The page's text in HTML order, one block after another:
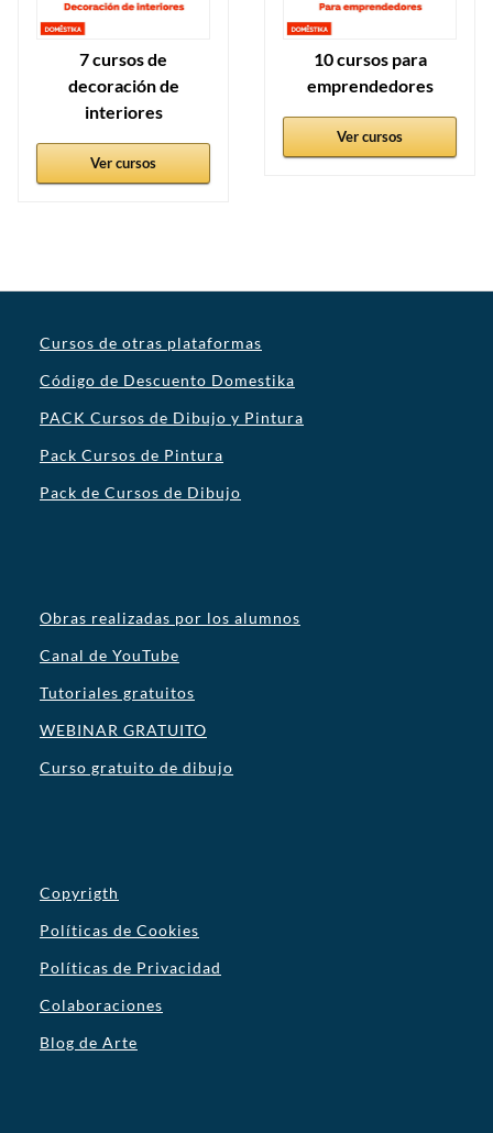
7 cursos de
decoración de
interiores
Ver cursos
10 cursos para
emprendedores
Ver cursos
Cursos de otras plataformas
Código de Descuento Domestika
PACK Cursos de Dibujo y Pintura
Pack Cursos de Pintura
Pack de Cursos de Dibujo
Obras realizadas por los alumnos
Canal de YouTube
Tutoriales gratuitos
WEBINAR GRATUITO
Curso gratuito de dibujo
Copyrigth
Políticas de Cookies
Políticas de Privacidad
Colaboraciones
Blog de Arte